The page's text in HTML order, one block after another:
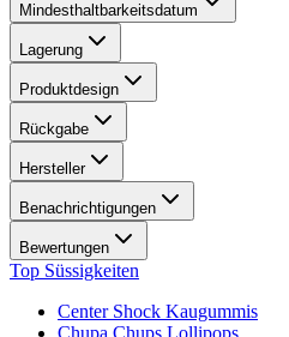
Mindesthaltbarkeitsdatum
Lagerung
Produktdesign
Rückgabe
Hersteller
Benachrichtigungen
Bewertungen
Top Süssigkeiten
Center Shock Kaugummis